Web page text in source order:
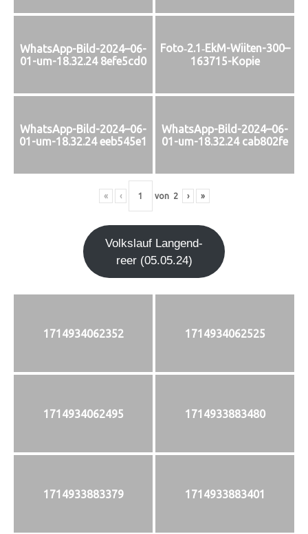
WhatsApp-Bild-2024–06-
01-um-18.32.24 8efe5cd0
Foto‑2.1‑EkM-Wiiten-300–
163715-Kopie
WhatsApp-Bild-2024–06-
01-um-18.32.24 eeb545e1
WhatsApp-Bild-2024–06-
01-um-18.32.24 cab802fe
« ‹ von 2 › »
Volks­lauf Lan­gen­d­
re­er (05.05.24)
1714934062352 1714934062525
1714934062495 1714933883480
1714933883379 1714933883401